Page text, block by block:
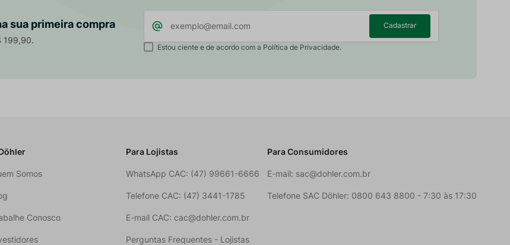
sua primeira compra
199,90.
Cadastrar
Estou ciente e de acordo com a Política de Privacidade.
Somos
Conosco
Para Lojistas
WhatsApp CAC: (47) 99661-6666
Telefone CAC: (47) 3441-1785
E-mail CAC: cac@dohler.com.br
Perguntas Frequentes - Lojistas
Para Consumidores
E-mail: sac@dohler.com.br
Telefone SAC Döhler: 0800 643 8800 - 7:30 às 17:30